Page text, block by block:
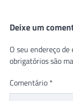
Deixe um
O seu endereço
obrigatórios são
Comentário *